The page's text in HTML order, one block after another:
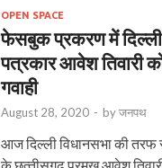
OPEN SPACE
फेसबुक प्रकरण में दिल्‍ली
पत्रकार आवेश तिवारी
गवाही
August 28, 2020 - byजनपथ
आज दिल्‍ली विधानसभा की तरफ